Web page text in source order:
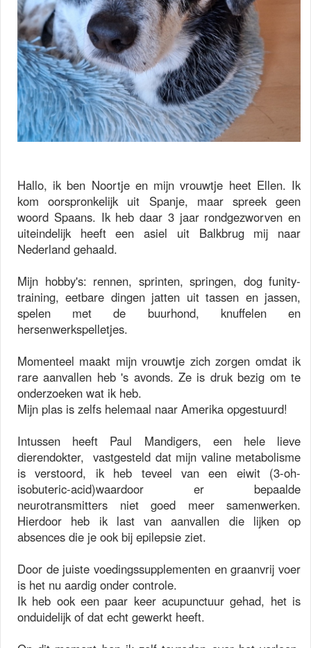
Hallo, ik ben Noortje en mijn vrouwtje heet Ellen. Ik
kom oorspronkelijk uit Spanje, maar spreek geen
woord Spaans. Ik heb daar 3 jaar rondgezworven en
uiteindelijk heeft een asiel uit Balkbrug mij naar
Nederland gehaald.
Mijn hobby's: rennen, sprinten, springen, dog funity-
training, eetbare dingen jatten uit tassen en jassen,
spelen met de buurhond, knuffelen en
hersenwerkspelletjes.
Momenteel maakt mijn vrouwtje zich zorgen omdat ik
rare aanvallen heb 's avonds. Ze is druk bezig om te
onderzoeken wat ik heb.
Mijn plas is zelfs helemaal naar Amerika opgestuurd!
Intussen heeft Paul Mandigers, een hele lieve
dierendokter, vastgesteld dat mijn valine metabolisme
is verstoord, ik heb teveel van een eiwit (3-oh-
isobuteric-acid)waardoor er bepaalde
neurotransmitters niet goed meer samenwerken.
Hierdoor heb ik last van aanvallen die lijken op
absences die je ook bij epilepsie ziet.
Door de juiste voedingssupplementen en graanvrij voer
is het nu aardig onder controle.
Ik heb ook een paar keer acupunctuur gehad, het is
onduidelijk of dat echt gewerkt heeft.